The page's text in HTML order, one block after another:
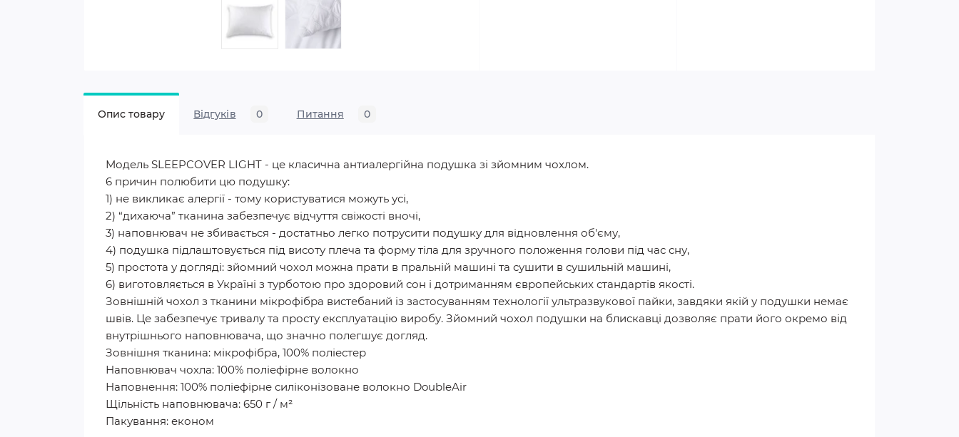
Опис товару Відгуків 0 Питання 0
Модель SLEEPCOVER LIGHT - це класична антиалергійна подушка зі зйомним чохлом.
6 причин полюбити цю подушку:
1) не викликає алергії - тому користуватися можуть усі,
2) “дихаюча” тканина забезпечує відчуття свіжості вночі,
3) наповнювач не збивається - достатньо легко потрусити подушку для відновлення об'єму,
4) подушка підлаштовується під висоту плеча та форму тіла для зручного положення голови під час сну,
5) простота у догляді: зйомний чохол можна прати в пральній машині та сушити в сушильній машині,
6) виготовляється в Україні з турботою про здоровий сон і дотриманням європейських стандартів якості.
Зовнішній чохол з тканини мікрофібра вистебаний із застосуванням технології ультразвукової пайки, завдяки якій у подушки немає
швів. Це забезпечує тривалу та просту експлуатацію виробу. Зйомний чохол подушки на блискавці дозволяє прати його окремо від
внутрішнього наповнювача, що значно полегшує догляд.
Зовнішня тканина: мікрофібра, 100% поліестер
Наповнювач чохла: 100% поліефірне волокно
Наповнення: 100% поліефірне силіконізоване волокно DoubleAir
Щільність наповнювача: 650 г / м²
Пакування: економ